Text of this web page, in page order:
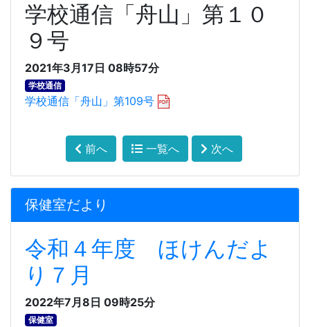
学校通信「舟山」第１０
９号
2021年3月17日 08時57分
学校通信
学校通信「舟山」第109号
前へ 一覧へ 次へ
保健室だより
令和４年度 ほけんだよ
り７月
2022年7月8日 09時25分
保健室